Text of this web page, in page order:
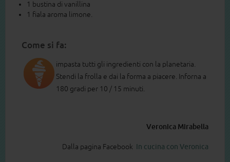
1 bustina di vanillina
1 fiala aroma limone.
Come si fa:
impasta tutti gli ingredienti con la planetaria.
Stendi la frolla e dai la forma a piacere. Inforna a
180 gradi per 10 / 15 minuti.
Veronica Mirabella
Dalla pagina Facebook In cucina con Veronica